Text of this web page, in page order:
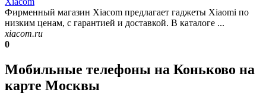
Фирменный магазин Xiacom предлагает гаджеты Xiaomi по
низким ценам, с гарантией и доставкой. В каталоге ...
xiacom.ru
0
Мобильные телефоны на Коньково на
карте Москвы